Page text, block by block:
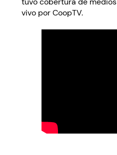
vivo por CoopTV.